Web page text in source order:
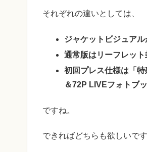
それぞれの違いとしては、
ジャケットビジュアル
通常版はリーフレッ
初回プレス仕様は「特
＆72P LIVEフォトブ
ですね。
できればどちらも欲しいで